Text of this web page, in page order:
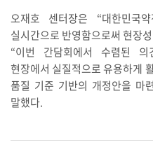
오재호 센터장은 “대한민국
실시간으로 반영함으로써 현장
“이번 간담회에서 수렴된
현장에서 실질적으로 유용하게
품질 기준 기반의 개정안을 마
말했다.